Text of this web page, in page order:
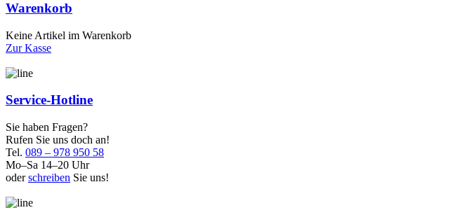
Warenkorb
Keine Artikel im Warenkorb
Zur Kasse
Service-Hotline
Sie haben Fragen?
Rufen Sie uns doch an!
Tel. 089 – 978 950 58
Mo–Sa 14–20 Uhr
oderschreiben Sie uns!